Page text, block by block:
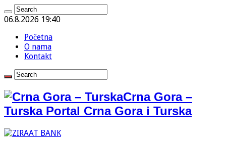
06.8.2026 19:40
Početna
O nama
Kontakt
Crna Gora –
Turska Portal Crna Gora i Turska